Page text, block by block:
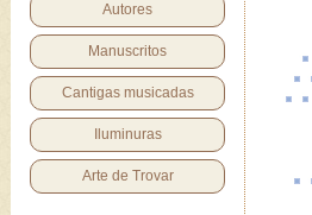
Autores
Manuscritos
Cantigas musicadas
Iluminuras
Arte de Trovar